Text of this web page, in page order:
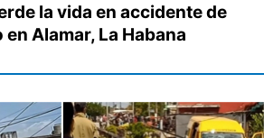
la vida en accidente de
Alamar, La Habana